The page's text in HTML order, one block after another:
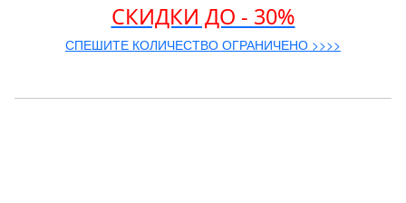
СКИДКИ ДО - 30%
СПЕШИТЕ КОЛИЧЕСТВО ОГРАНИЧЕНО >>>>